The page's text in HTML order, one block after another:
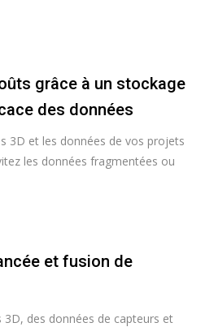
grâce à un stockage
des données
3D et les données de vos projets
les données fragmentées ou
et fusion de
3D, des données de capteurs et